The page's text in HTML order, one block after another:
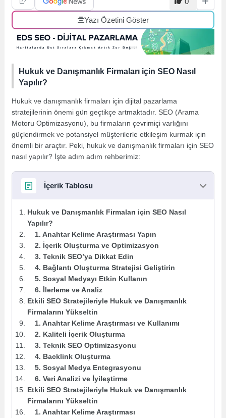
Yazı Özetini Göster
Hukuk ve Danışmanlık Firmaları için SEO Nasıl
Yapılır?
Hukuk ve danışmanlık firmaları için dijital pazarlama
stratejilerinin önemi gün geçtikçe artmaktadır. SEO (Arama
Motoru Optimizasyonu), bu firmaların çevrimiçi varlığını
güçlendirmek ve potansiyel müşterilerle etkileşim kurmak için
önemli bir araçtır. Peki, hukuk ve danışmanlık firmaları için SEO
nasıl yapılır? İşte adım adım rehberimiz:
İçerik Tablosu
Hukuk ve Danışmanlık Firmaları için SEO Nasıl
Yapılır?
1. Anahtar Kelime Araştırması Yapın
2. İçerik Oluşturma ve Optimizasyon
3. Teknik SEO’ya Dikkat Edin
4. Bağlantı Oluşturma Stratejisi Geliştirin
5. Sosyal Medyayı Etkin Kullanın
6. İlerleme ve Analiz
Etkili SEO Stratejileriyle Hukuk ve Danışmanlık
Firmalarını Yükseltin
1. Anahtar Kelime Araştırması ve Kullanımı
2. Kaliteli İçerik Oluşturma
3. Teknik SEO Optimizasyonu
4. Backlink Oluşturma
5. Sosyal Medya Entegrasyonu
6. Veri Analizi ve İyileştirme
Etkili SEO Stratejileriyle Hukuk ve Danışmanlık
Firmalarını Yükseltin
1. Anahtar Kelime Araştırması